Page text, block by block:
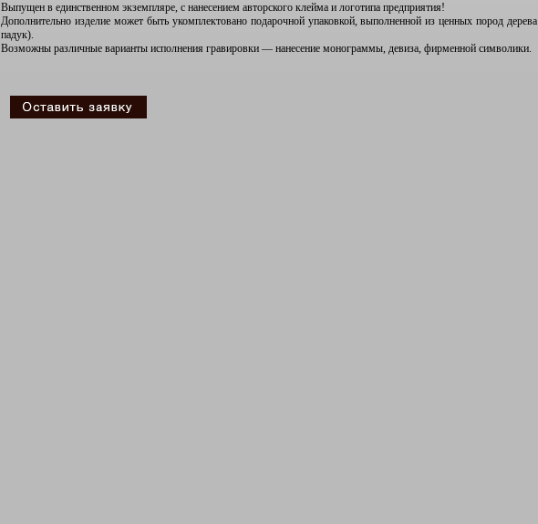
Выпущен в единственном экземпляре, с нанесением авторского клейма и логотипа предприятия!
Дополнительно изделие может быть укомплектовано подарочной упаковкой, выполненной из ценных пород дерева
падук).
Возможны различные варианты исполнения гравировки — нанесение монограммы, девиза, фирменной символики.